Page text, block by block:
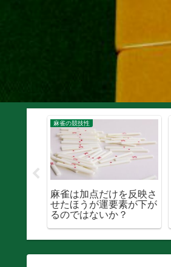
麻雀の競技性
麻雀は加点だけを反映さ
せたほうが運要素が下が
るのではないか？